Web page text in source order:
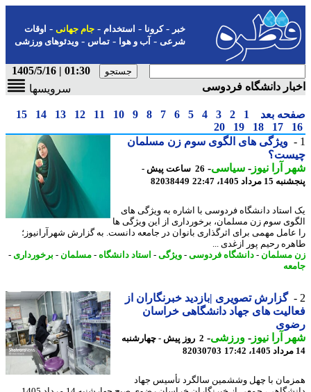
-کرونا-استخدام- جام جهانی-اوقات
شرعی-آب و هوا-تماس-ویدئوهای ورزشی
01:30 | 1405/5/16
دانشگاه فردوسی
سرویسها
بعد 1
2
3
4
5
6
7
8
9
10
11
12
13
14
15
17
18
19
20
ویژگی های الگوی سوم زن مسلمان
آرا نیوز-سیاسی-
26 ساعت پیش -
1405، 22:47
82038449
دانشگاه فردوسی با اشاره به ویژگی های
سوم زن مسلمان، برخورداری از این ویژگی ها
مهمی برای اثرگذاری بانوان در جامعه دانست. به گزارش شهرآرانیوز؛
رحیم پور ازغدی ...
مسلمان-دانشگاه فردوسی-ویژگی-استاد دانشگاه-مسلمان-برخورداری-
گزارش تصویری |بازدید خبرنگاران از
های جهاد دانشگاهی خراسان
آرا نیوز-ورزشی-
2 روز پیش - چهارشنبه
82030703
با چهل وششمین سالگرد تأسیس جهاد